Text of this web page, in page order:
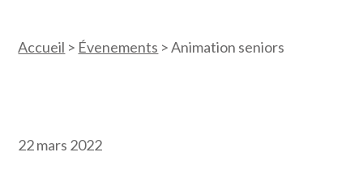
Accueil > Évenements >Animation seniors
22 mars 2022